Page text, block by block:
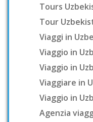
Tours
Tour
Viaggi in
Viaggio in
Viaggio in
Viaggiare in
Viaggio in
Agenzia